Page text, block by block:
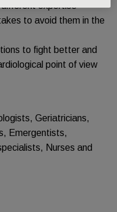
expertise
to avoid them in the
to fight better and
point of view
Geriatricians,
Emergentists,
Nurses and